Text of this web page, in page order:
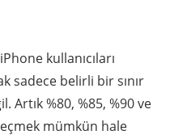
kullanıcıları
sadece belirli bir sınır
Artık %80, %85, %90 ve
mümkün hale